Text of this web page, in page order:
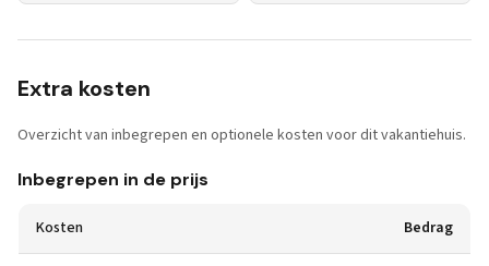
Extra kosten
Overzicht van inbegrepen en optionele kosten voor dit vakantiehuis.
Inbegrepen in de prijs
Kosten Bedrag